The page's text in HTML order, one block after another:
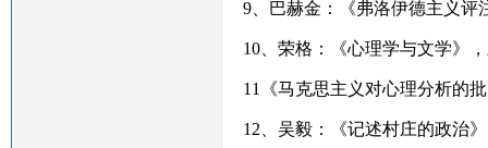
9、巴赫金：《弗洛伊德主义评
10、荣格：《心理学与文学》
11 《马克思主义对心理分析的
12 、吴毅：《记述村庄的政治